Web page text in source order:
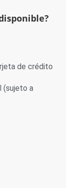
de crédito
(sujeto a